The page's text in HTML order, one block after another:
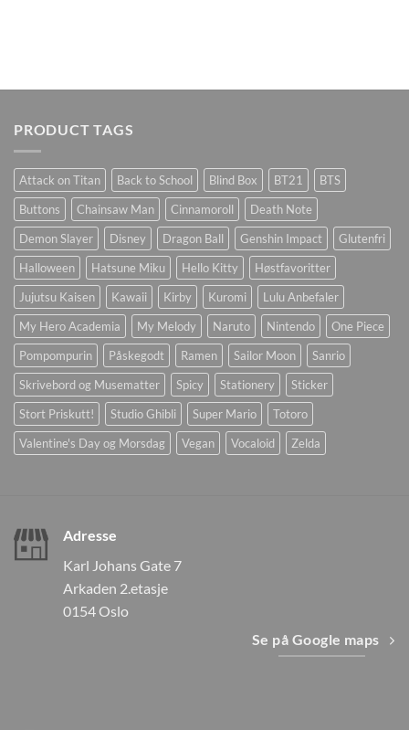
PRODUCT TAGS
Attack on Titan Back to School Blind Box BT21
BTS
Buttons
Chainsaw Man Cinnamoroll
Death Note
Demon Slayer
Disney Dragon Ball Genshin Impact
Glutenfri
Halloween
Hatsune Miku Hello Kitty
Høstfavoritter
Jujutsu Kaisen
Kawaii Kirby Kuromi
Lulu Anbefaler
My Hero Academia
My Melody Naruto Nintendo
One Piece
Pompompurin
Påskegodt Ramen Sailor Moon
Sanrio
Skrivebord og Musematter
Spicy Stationery
Sticker
Stort Priskutt!
Studio Ghibli Super Mario
Totoro
Valentine's Day og Morsdag
Vegan Vocaloid Zelda
Adresse
Karl Johans Gate 7
Arkaden 2.etasje
0154 Oslo
Se på Google maps